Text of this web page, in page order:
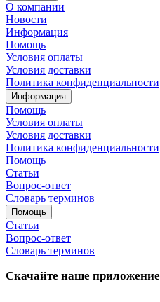
О компании
Новости
Информация
Помощь
Условия оплаты
Условия доставки
Политика конфиденциальности
Информация
Помощь
Условия оплаты
Условия доставки
Политика конфиденциальности
Помощь
Статьи
Вопрос-ответ
Словарь терминов
Помощь
Статьи
Вопрос-ответ
Словарь терминов
Скачайте наше приложение